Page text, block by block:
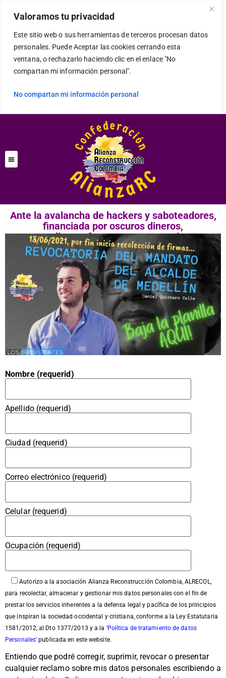
Valoramos tu privacidad
Este sitio web o sus herramientas de terceros procesan datos
personales. Puede Aceptar las cookies cerrando esta
ventana, o rechazarlo haciendo clic en el enlace "No
compartan mi información personal".
No compartan mi información personal
Ante la avalancha de hackers y saboteadores,
financiada por oscuros dineros,
te pedimos efectuar un corto registro
Nombre (requerid)
Apellido (requerid)
Ciudad (requerid)
Correo electrónico (requerid)
Celular (requerid)
Ocupación (requerid)
Autorizo a la asociación Alianza Reconstrucción Colombia, ALRECOL,
para recolectar, almacenar y gestionar mis datos personales con el fin de
prestar los servicios inherentes a la defensa legal y pacífica de los principios
que inspiran la sociedad occidental y cristiana, conforme a la Ley Estatutaria
1581/2012, al Dto 1377/2013 y a la ‘Política de tratamiento de datos
Personales’ publicada en este website.
Entiendo que podré corregir, suprimir, revocar o presentar
cualquier reclamo sobre mis datos personales escribiendo a